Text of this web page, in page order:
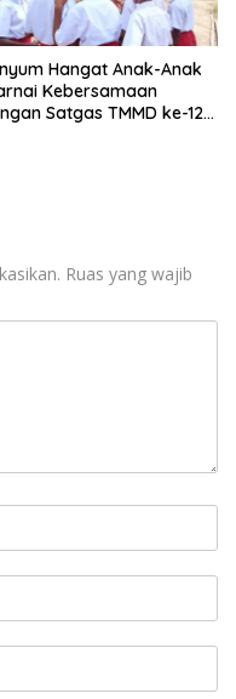
Hangat Anak-Anak
Kebersamaan
Satgas TMMD ke-128
Ruas yang wajib